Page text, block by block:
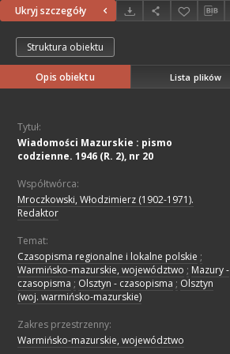
Ukryj szczegóły
Struktura obiektu
Opis obiektu Lista plików
Tytuł:
Wiadomości Mazurskie : pismo
codzienne. 1946 (R. 2), nr 20
Współtwórca:
Mroczkowski, Włodzimierz (1902-1971).
Redaktor
Temat:
Czasopisma regionalne i lokalne polskie ;
Warmińsko-mazurskie, województwo ; Mazury -
czasopisma ; Olsztyn - czasopisma ; Olsztyn
(woj. warmińsko-mazurskie)
Zakres przestrzenny:
Warmińsko-mazurskie, województwo